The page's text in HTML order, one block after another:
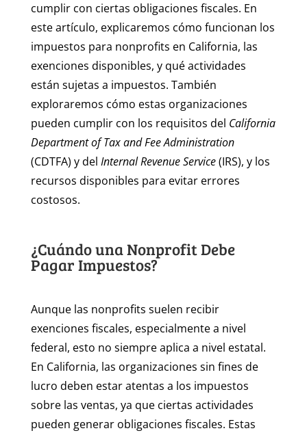
cumplir con ciertas obligaciones fiscales. En
este artículo, explicaremos cómo funcionan los
impuestos para nonprofits en California, las
exenciones disponibles, y qué actividades
están sujetas a impuestos. También
exploraremos cómo estas organizaciones
pueden cumplir con los requisitos del California
Department of Tax and Fee Administration
(CDTFA) y del Internal Revenue Service(IRS), y los
recursos disponibles para evitar errores
costosos.
¿Cuándo una Nonprofit Debe
Pagar Impuestos?
Aunque las nonprofits suelen recibir
exenciones fiscales, especialmente a nivel
federal, esto no siempre aplica a nivel estatal.
En California, las organizaciones sin fines de
lucro deben estar atentas a los impuestos
sobre las ventas, ya que ciertas actividades
pueden generar obligaciones fiscales. Estas